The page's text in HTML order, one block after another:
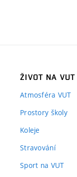
ŽIVOT NA VUT
Atmosféra VUT
Prostory školy
Koleje
Stravování
Sport na VUT